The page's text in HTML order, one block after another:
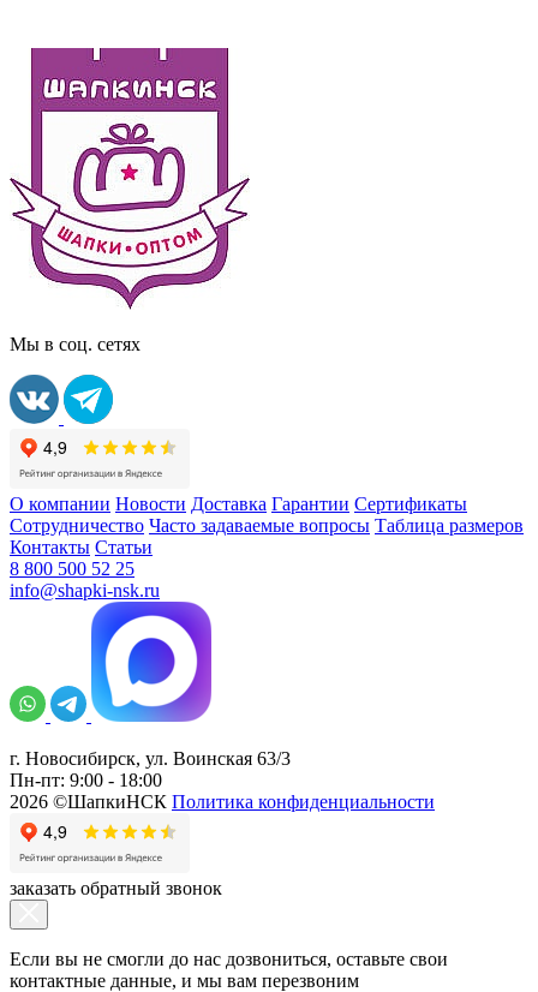
Мы в соц. сетях
О компании Новости Доставка Гарантии Сертификаты
Сотрудничество Часто задаваемые вопросы Таблица размеров
Контакты Статьи
8 800 500 52 25
info@shapki-nsk.ru
г. Новосибирск, ул. Воинская 63/3
Пн-пт: 9:00 - 18:00
2026 ©ШапкиНСК Политика конфиденциальности
заказать обратный звонок
Если вы не смогли до нас дозвониться, оставьте свои
контактные данные, и мы вам перезвоним